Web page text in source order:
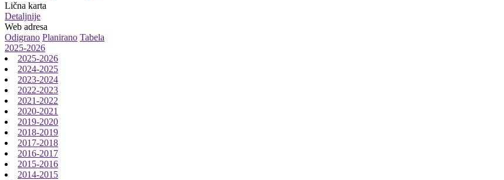
Lična karta
Detaljnije
Web adresa
Odigrano Planirano Tabela
2025-2026
2025-2026
2024-2025
2023-2024
2022-2023
2021-2022
2020-2021
2019-2020
2018-2019
2017-2018
2016-2017
2015-2016
2014-2015